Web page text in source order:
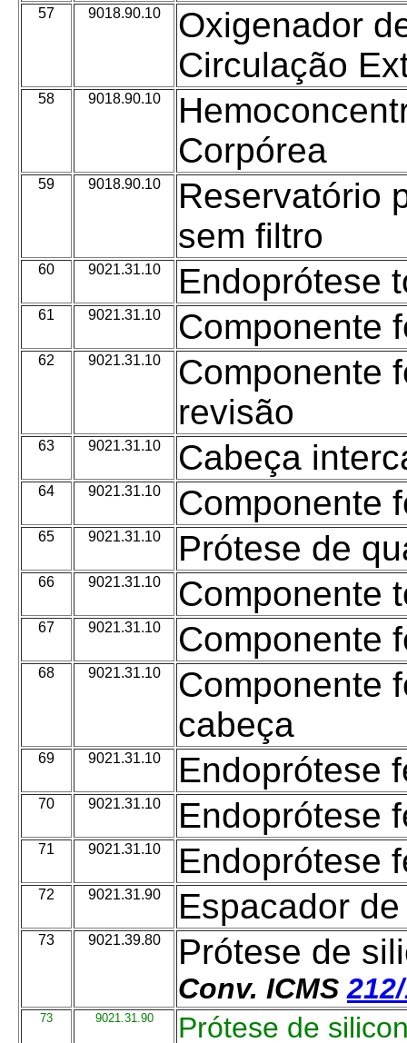
57 9018.90.10
Oxigenador
Circulação
58 9018.90.10
Corpórea
59 9018.90.10
Reservatório
sem filtro
60 9021.31.10 Endoprótese
61 9021.31.10 Componente
62 9021.31.10
Componente
revisão
63 9021.31.10 Cabeça
64 9021.31.10 Componente
65 9021.31.10 Prótese de
66 9021.31.10 Componente
67 9021.31.10 Componente
68 9021.31.10
Componente
cabeça
69 9021.31.10 Endoprótese
70 9021.31.10 Endoprótese
71 9021.31.10 Endoprótese
72 9021.31.90 Espacador
73 9021.39.80 Prótese de
Conv. ICMS
73 9021.31.90 Prótese de